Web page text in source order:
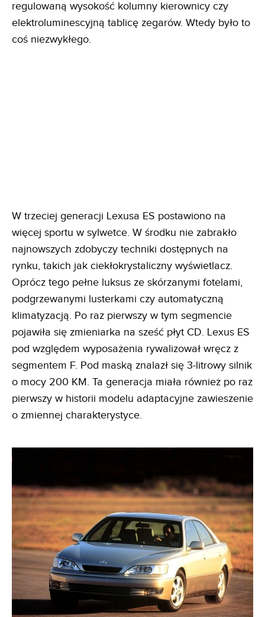
regulowaną wysokość kolumny kierownicy czy
elektroluminescyjną tablicę zegarów. Wtedy było to
coś niezwykłego.
W trzeciej generacji Lexusa ES postawiono na
więcej sportu w sylwetce. W środku nie zabrakło
najnowszych zdobyczy techniki dostępnych na
rynku, takich jak ciekłokrystaliczny wyświetlacz.
Oprócz tego pełne luksus ze skórzanymi fotelami,
podgrzewanymi lusterkami czy automatyczną
klimatyzacją. Po raz pierwszy w tym segmencie
pojawiła się zmieniarka na sześć płyt CD. Lexus ES
pod względem wyposażenia rywalizował wręcz z
segmentem F. Pod maską znalazł się 3-litrowy silnik
o mocy 200 KM. Ta generacja miała również po raz
pierwszy w historii modelu adaptacyjne zawieszenie
o zmiennej charakterystyce.